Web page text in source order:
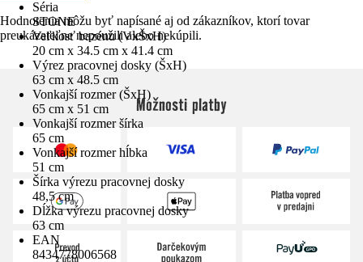
Séria
STONE
Veľkosť bazénu (VxŠxH)
20 cm x 34.5 cm x 41.4 cm
Výrez pracovnej dosky (ŠxH)
63 cm x 48.5 cm
Vonkajší rozmer (ŠxH)
65 cm x 51 cm
Vonkajší rozmer šírka
65 cm
Vonkajší rozmer hĺbka
51 cm
Šírka výrezu pracovnej dosky
48,5 cm
Dĺžka výrezu pracovnej dosky
63 cm
EAN
8434778006568
Hodnotenia môžu byť napísané aj od zákazníkov, ktorí tovar
preukázateľne nepoužili alebo nekúpili.
Možnosti platby